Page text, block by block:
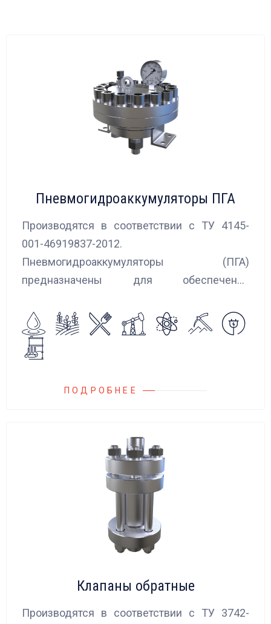
Пневмогидроаккумуляторы ПГА
Производятся в соответствии с ТУ 4145-
001-46919837-2012.
Пневмогидроаккумуляторы (ПГА)
предназначены для обеспечения
колебаний потока жидкости, возникающих в
гидравлических системах.
ПОДРОБНЕЕ
Клапаны обратные
Производятся в соответствии с ТУ 3742-